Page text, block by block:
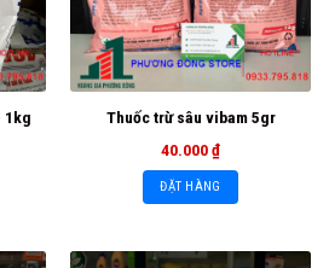
1kg
Thuốc trừ sâu vibam 5gr
40.000₫
ĐẶT HÀNG